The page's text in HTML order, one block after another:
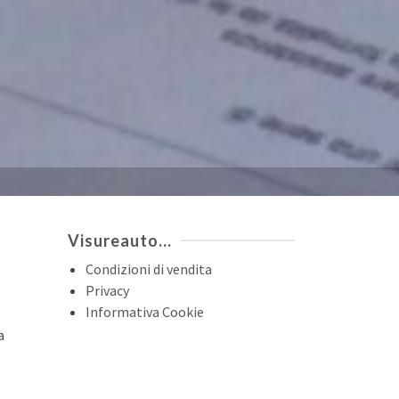
Visureauto…
Condizioni di vendita
Privacy
Informativa Cookie